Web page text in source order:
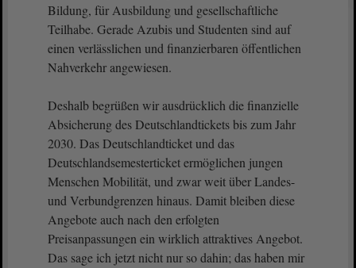
Bildung, für Ausbildung und gesellschaftliche
Teilhabe. Gerade Azubis und Studenten sind auf
einen verlässlichen und finanzierbaren öffentlichen
Nahverkehr angewiesen.
Deshalb begrüßen wir ausdrücklich die finanzielle
Absicherung des Deutschlandtickets bis zum Jahr
2030. Das Deutschlandticket und das
Deutschlandsemesterticket ermöglichen jungen
Menschen Mobilität, und zwar weit über Landes-
und Verbundgrenzen hinaus. Damit bleiben diese
Angebote auch nach den erfolgten
Preisanpassungen ein wirklich attraktives Angebot.
Das sage ich jetzt nicht nur so dahin; das haben mir